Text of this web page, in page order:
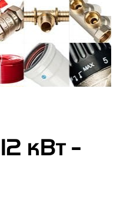
кВт -